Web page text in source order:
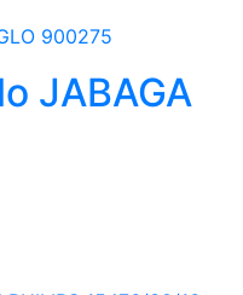
JABAGA